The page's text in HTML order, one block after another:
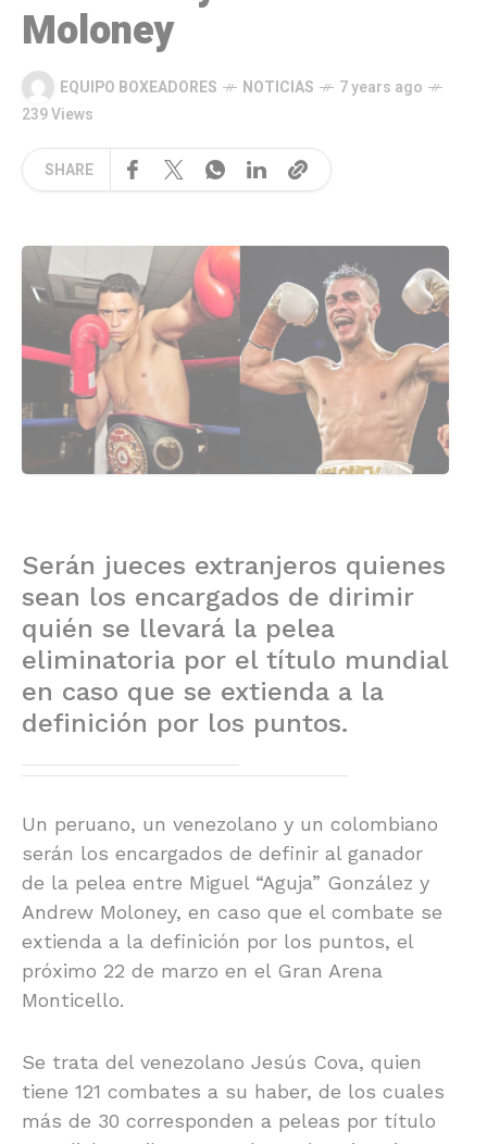
Moloney
EQUIPO BOXEADORES NOTICIAS
7 years ago
239 Views
SHARE
Serán jueces extranjeros quienes
sean los encargados de dirimir
quién se llevará la pelea
eliminatoria por el título mundial
en caso que se extienda a la
definición por los puntos.
Un peruano, un venezolano y un colombiano
serán los encargados de definir al ganador
de la pelea entre Miguel “Aguja” González y
Andrew Moloney, en caso que el combate se
extienda a la definición por los puntos, el
próximo 22 de marzo en el Gran Arena
Monticello.
Se trata del venezolano Jesús Cova, quien
tiene 121 combates a su haber, de los cuales
más de 30 corresponden a peleas por título